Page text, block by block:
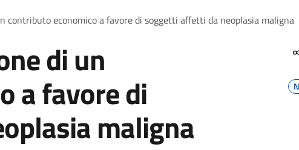
contributo economico a favore di soggetti affetti da neoplasia maligna
di un
a favore di
maligna